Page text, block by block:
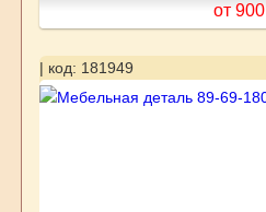
от 900
| код: 181949